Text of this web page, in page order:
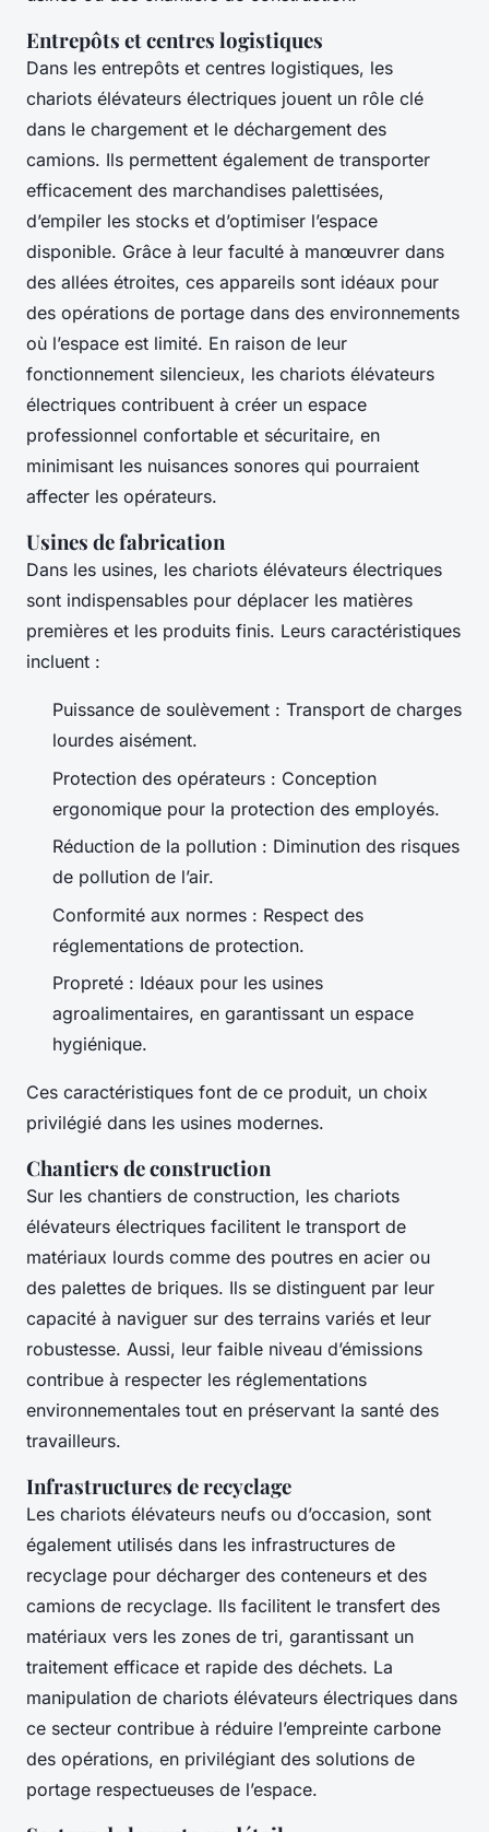
Entrepôts et centres logistiques
Dans les entrepôts et centres logistiques, les
chariots élévateurs électriques jouent un rôle clé
dans le chargement et le déchargement des
camions. Ils permettent également de transporter
efficacement des marchandises palettisées,
d’empiler les stocks et d’optimiser l’espace
disponible. Grâce à leur faculté à manœuvrer dans
des allées étroites, ces appareils sont idéaux pour
des opérations de portage dans des environnements
où l’espace est limité. En raison de leur
fonctionnement silencieux, les chariots élévateurs
électriques contribuent à créer un espace
professionnel confortable et sécuritaire, en
minimisant les nuisances sonores qui pourraient
affecter les opérateurs.
Usines de fabrication
Dans les usines, les chariots élévateurs électriques
sont indispensables pour déplacer les matières
premières et les produits finis. Leurs caractéristiques
incluent :
Puissance de soulèvement : Transport de charges
lourdes aisément.
Protection des opérateurs : Conception
ergonomique pour la protection des employés.
Réduction de la pollution : Diminution des risques
de pollution de l’air.
Conformité aux normes : Respect des
réglementations de protection.
Propreté : Idéaux pour les usines
agroalimentaires, en garantissant un espace
hygiénique.
Ces caractéristiques font de ce produit, un choix
privilégié dans les usines modernes.
Chantiers de construction
Sur les chantiers de construction, les chariots
élévateurs électriques facilitent le transport de
matériaux lourds comme des poutres en acier ou
des palettes de briques. Ils se distinguent par leur
capacité à naviguer sur des terrains variés et leur
robustesse. Aussi, leur faible niveau d’émissions
contribue à respecter les réglementations
environnementales tout en préservant la santé des
travailleurs.
Infrastructures de recyclage
Les chariots élévateurs neufs ou d’occasion, sont
également utilisés dans les infrastructures de
recyclage pour décharger des conteneurs et des
camions de recyclage. Ils facilitent le transfert des
matériaux vers les zones de tri, garantissant un
traitement efficace et rapide des déchets. La
manipulation de chariots élévateurs électriques dans
ce secteur contribue à réduire l’empreinte carbone
des opérations, en privilégiant des solutions de
portage respectueuses de l’espace.